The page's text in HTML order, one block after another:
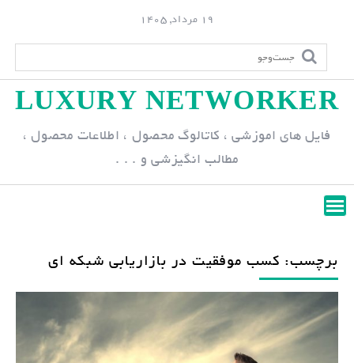
p
n
19 مرداد, 1405
LUXURY NETWORKER
فایل های اموزشی ، کاتالوگ محصول ، اطلاعات محصول ،
مطالب انگیزشی و . . .
برچسب: کسب موفقیت در بازاریابی شبکه ای